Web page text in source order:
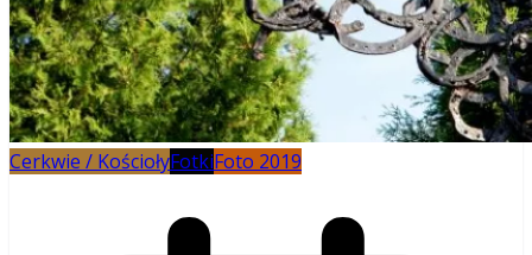
Cerkwie / KościołyFotkiFoto 2019